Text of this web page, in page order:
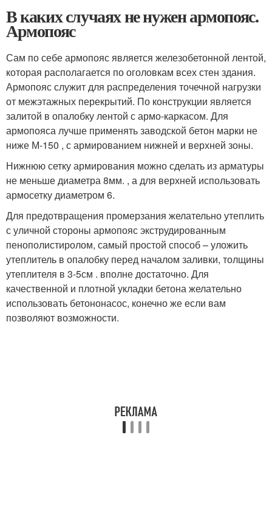
В каких случаях не нужен армопояс.
Армопояс
Сам по себе армопояс является железобетонной лентой,
которая располагается по оголовкам всех стен здания.
Армопояс служит для распределения точечной нагрузки
от межэтажных перекрытий. По конструкции является
залитой в опалобку лентой с армо-каркасом. Для
армопояса лучше применять заводской бетон марки не
ниже М-150 , с армированием нижней и верхней зоны.
Нижнюю сетку армирования можно сделать из арматуры
не меньше диаметра 8мм. , а для верхней использовать
армосетку диаметром 6.
Для предотвращения промерзания желательно утеплить
с уличной стороны армопояс экструдированным
пенополистиролом, самый простой способ – уложить
утеплитель в опалобку перед началом заливки, толщины
утеплителя в 3-5см . вполне достаточно. Для
качественной и плотной укладки бетона желательно
использовать бетононасос, конечно же если вам
позволяют возможности.